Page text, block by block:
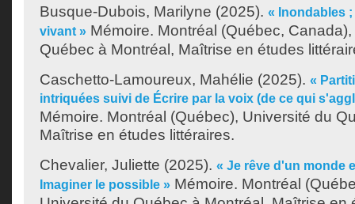
Busque-Dubois, Marilyne (2025). « Inondables
vivant » Mémoire. Montréal (Québec,
Québec à Montréal, Maîtrise en études
Caschetto-Lamoureux, Mahélie (2025). «
intriquées suivi de Écrire par la voix (de ce qui
Mémoire. Montréal (Québec), Université du
Maîtrise en études littéraires.
Chevalier, Juliette (2025). « Je rêve d'un monde
Imaginer le possible » Mémoire. Montréal